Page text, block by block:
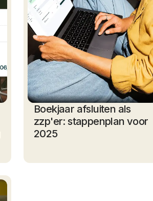
Boekjaar afsluiten als
zzp'er: stappenplan voor
2025